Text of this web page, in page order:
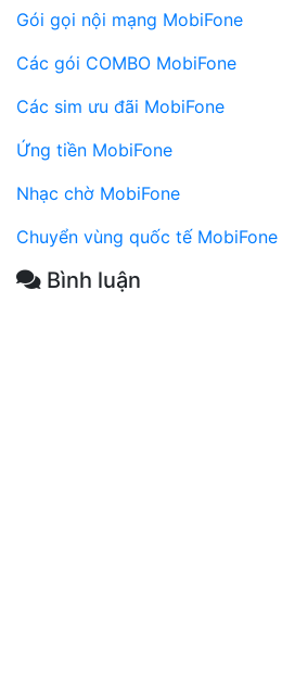
Gói gọi nội mạng MobiFone
Các gói COMBO MobiFone
Các sim ưu đãi MobiFone
Ứng tiền MobiFone
Nhạc chờ MobiFone
Chuyển vùng quốc tế MobiFone
Bình luận